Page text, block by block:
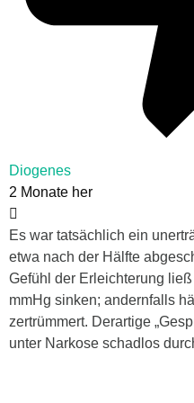
Diogenes
2 Monate her
Es war tatsächlich ein
etwa nach der Hälfte
Gefühl der Erleichterung
mmHg sinken; andernfalls
zertrümmert. Derartige
unter Narkose schadlos